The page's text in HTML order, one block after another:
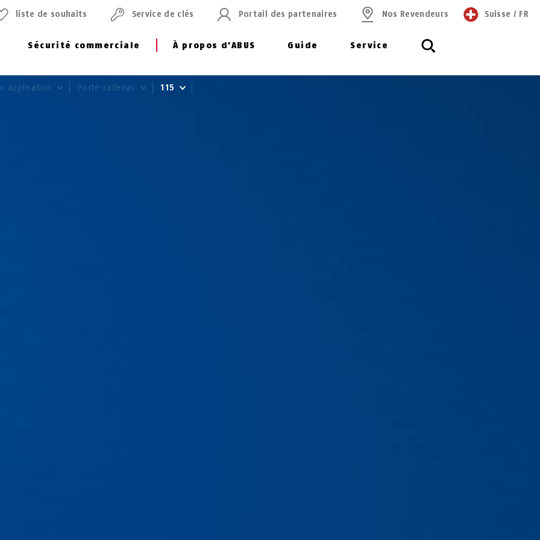
Sécurité commerciale À propos d'ABUS Guide Service
liste de souhaits Service de clés Portail des partenaires Nos Revendeurs Suisse / FR
application Porte-cadenas 115